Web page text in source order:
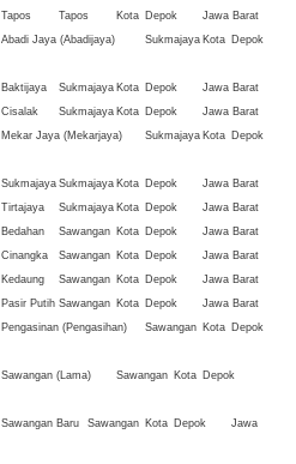
Tapos Tapos Kota Depok
Jawa Barat
Abadi Jaya (Abadijaya) Sukmajaya Kota Depok
Baktijaya Sukmajaya Kota Depok
Jawa Barat
Cisalak Sukmajaya Kota Depok
Jawa Barat
Mekar Jaya (Mekarjaya) Sukmajaya Kota Depok
Sukmajaya Sukmajaya Kota Depok
Jawa Barat
Tirtajaya Sukmajaya Kota Depok
Jawa Barat
Bedahan Sawangan Kota Depok
Jawa Barat
Cinangka Sawangan Kota Depok
Jawa Barat
Kedaung Sawangan Kota Depok
Jawa Barat
Pasir Putih Sawangan Kota Depok
Jawa Barat
Pengasinan (Pengasihan) Sawangan Kota Depok
Sawangan (Lama) Sawangan Kota Depok
Sawangan Baru Sawangan Kota Depok
Jawa